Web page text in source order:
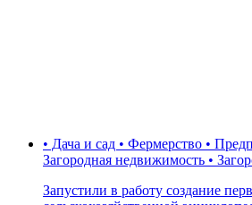
• Дача и сад • Фермерство •
Загородная недвижимость •
Запустили в работу создание